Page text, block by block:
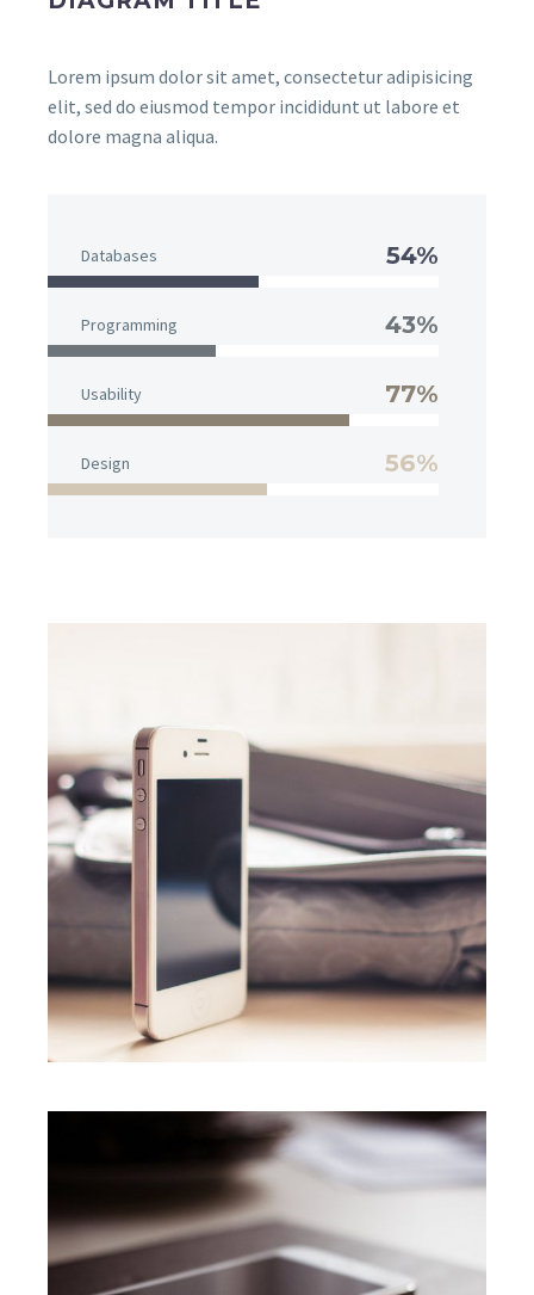
Lorem ipsum dolor sit amet, consectetur adipisicing
elit, sed do eiusmod tempor incididunt ut labore et
dolore magna aliqua.
Databases 54%
Programming 43%
Usability 77%
Design 56%